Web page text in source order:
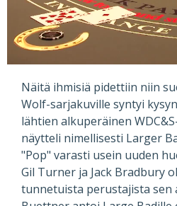
Näitä ihmisiä pidettiin niin
Wolf-sarjakuville syntyi
lähtien alkuperäinen
näytteli nimellisesti Larger
"Pop" varasti usein uuden
Gil Turner ja Jack Bradbury
tunnetuista perustajista sen